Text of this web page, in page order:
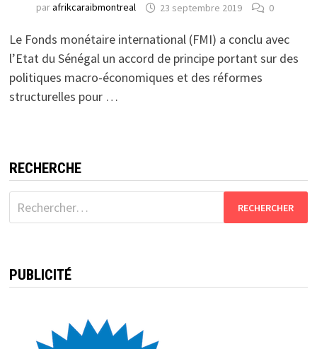
parafrikcaraibmontreal 23 septembre 2019 0
Le Fonds monétaire international (FMI) a conclu avec
l’Etat du Sénégal un accord de principe portant sur des
politiques macro-économiques et des réformes
structurelles pour …
RECHERCHE
Rechercher :
PUBLICITÉ